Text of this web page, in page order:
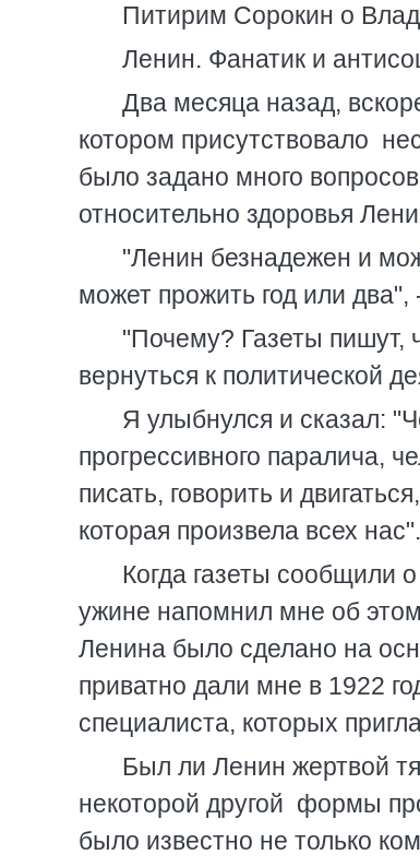
Питирим Сорокин о
Ленин. Фанатик и
Два месяца назад,
котором присутствовало
было задано много
относительно здоровья
"Ленин безнадежен и
может прожить год или два",
"Почему? Газеты пишут,
вернуться к политической
Я улыбнулся и сказал:
прогрессивного паралича,
писать, говорить и
которая произвела всех нас".
Когда газеты сообщили
ужине напомнил мне об
Ленина было сделано на
приватно дали мне в 1922
специалиста, которых
Был ли Ленин жертвой
некоторой другой формы
было известно не только